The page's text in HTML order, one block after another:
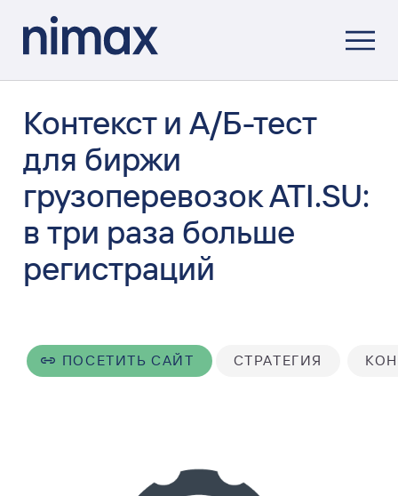
Контекст и А/Б-тест
для биржи
грузоперевозок ATI.SU:
в три раза больше
регистраций
ПОСЕТИТЬ САЙТ СТРАТЕГИЯ